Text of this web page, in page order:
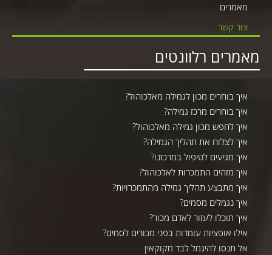
מאמרים
צור קשר
מאמרים רלוונטים
איך בוחרים מכון לגמילה מאלכוהול?
איך בוחרים מרכז גמילה?
איך לחפש מכון גמילה מאלכוהול?
איך לצלוח את תהליך הגמילה?
איך מגיעים לטיפול במרכזנו?
איך מזהים התמכרות לאלכוהול?
איך מתבצע תהליך גמילה מהתמכרויות?
איך נגמלים מסמים?
איך תוכלו לעזור לאדם מכור?
אילו אופציות עומדות בפני מכורים לסמים?
אל תנסו להיגמל לבד מקוקאין